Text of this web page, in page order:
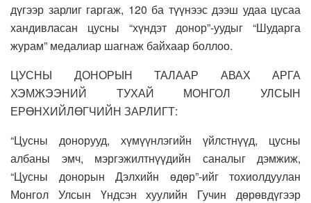
дүгээр зарлиг гаргаж, 120 ба түүнээс дээш удаа цусаа
хандивласан цусны “хүндэт донор”-уудыг “Шударга
журам” медалиар шагнаж байхаар боллоо.
ЦУСНЫ ДОНОРЫН ТАЛААР АВАХ АРГА
ХЭМЖЭЭНИЙ ТУХАЙ МОНГОЛ УЛСЫН
ЕРӨНХИЙЛӨГЧИЙН ЗАРЛИГТ:
“Цусны донорууд, хүмүүнлэгийн үйлстнүүд, цусны
албаны эмч, мэргэжилтнүүдийн саналыг дэмжиж,
“Цусны донорын Дэлхийн өдөр”-ийг тохиолдуулан
Монгол Улсын Үндсэн хуулийн Гучин дөрөвдүгээр